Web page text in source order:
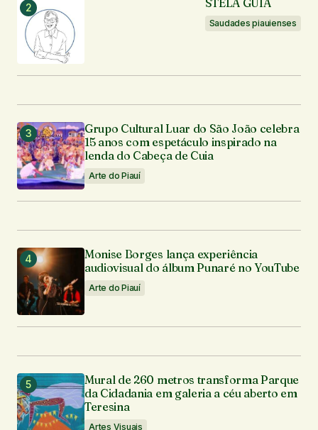
Seu e-mail
Enviar comentário
Saudades piauienses
Grupo Cultural Luar do São João celebra
15 anos com espetáculo inspirado na
lenda do Cabeça de Cuia
Arte do Piauí
Monise Borges lança experiência
audiovisual do álbum Punaré no YouTube
Arte do Piauí
Mural de 260 metros transforma Parque
da Cidadania em galeria a céu aberto em
Teresina
Artes Visuais